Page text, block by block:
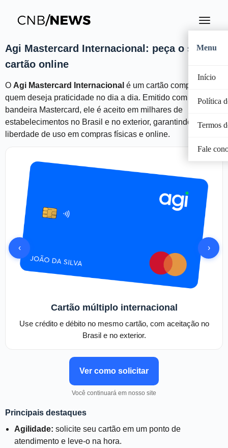
Menu
Início
Política
Termos
Fale
Agi Mastercard Internacional: peça o seu
cartão online
O Agi Mastercard Internacional é um cartão completo para
quem deseja praticidade no dia a dia. Emitido com a
bandeira Mastercard, ele é aceito em milhares de
estabelecimentos no Brasil e no exterior, garantindo
liberdade de uso em compras físicas e online.
‹ ›
Cartão múltiplo internacional
Use crédito e débito no mesmo cartão, com aceitação no
Brasil e no exterior.
Ver como solicitar
Você continuará em nosso site
Principais destaques
Agilidade: solicite seu cartão em um ponto de
atendimento e leve-o na hora.